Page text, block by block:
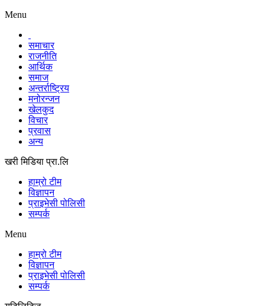
Menu
समाचार
राजनीति
आर्थिक
समाज
अन्तर्राष्ट्रिय
मनोरन्जन
खेलकुद
विचार
प्रवास
अन्य
खरी मिडिया प्रा.लि
हाम्रो टीम
विज्ञापन
प्राइभेसी पोलिसी
सम्पर्क
Menu
हाम्रो टीम
विज्ञापन
प्राइभेसी पोलिसी
सम्पर्क